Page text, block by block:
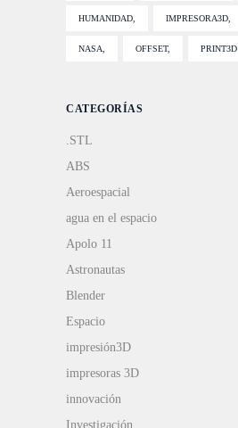
HUMANIDAD IMPRESORA3D
NASA OFFSET PRINT3D
CATEGORÍAS
.STL
ABS
Aeroespacial
agua en el espacio
Apolo 11
Astronautas
Blender
Espacio
impresión3D
impresoras 3D
innovación
Investigación